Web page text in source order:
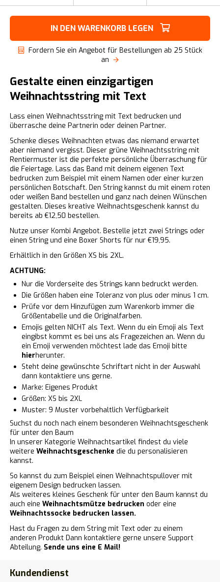
IN DEN WARENKORB LEGEN
Fordern Sie ein Angebot für Bestellungen ab 25 Stück
an
Gestalte einen einzigartigen
Weihnachtsstring mit Text
Lass einen Weihnachtsstring mit Text bedrucken und
überrasche deine Partnerin oder deinen Partner.
Schenke dieses Weihnachten etwas das niemand erwartet
aber niemand vergisst. Dieser grüne Weihnachtsstring mit
Rentiermuster ist die perfekte persönliche Überraschung für
die Feiertage. Lass das Band mit deinem eigenen Text
bedrucken zum Beispiel mit einem Namen oder einer kurzen
persönlichen Botschaft. Den String kannst du mit einem roten
oder weißen Band bestellen und ganz nach deinen Wünschen
gestalten. Dieses kreative Weihnachtsgeschenk kannst du
bereits ab €12,50 bestellen.
Nutze unser Kombi Angebot. Bestelle jetzt zwei Strings oder
einen String und eine Boxer Shorts für nur €19,95.
Erhältlich in den Größen XS bis 2XL.
ACHTUNG:
Nur die Vorderseite des Strings kann bedruckt werden.
Die Größen haben eine Toleranz von plus oder minus 1 cm.
Prüfe vor dem Hinzufügen zum Warenkorb immer die
Größentabelle und die Originalfarben.
Emojis gelten NICHT als Text. Wenn du ein Emoji als Text
eingibst kommt es bei uns als Fragezeichen an. Wenn du
ein Emoji verwenden möchtest lade das Emoji bitte
hierherunter.
Steht deine gewünschte Schriftart nicht in der Auswahl
dann kontaktiere uns gerne.
Marke: Eigenes Produkt
Größen: XS bis 2XL
Muster: 9 Muster vorbehaltlich Verfügbarkeit
Suchst du noch nach einem besonderen Weihnachtsgeschenk
für unter den Baum
In unserer Kategorie Weihnachtsartikel findest du viele
weitere Weihnachtsgeschenke die du personalisieren
kannst.
So kannst du zum Beispiel einen Weihnachtspullover mit
eigenem Design bedrucken lassen.
Als weiteres kleines Geschenk für unter den Baum kannst du
auch eine Weihnachtsmütze bedrucken oder eine
Weihnachtssocke bedrucken lassen.
Hast du Fragen zu dem String mit Text oder zu einem
anderen Produkt Dann kontaktiere gerne unsere Support
Abteilung. Sende uns eine E Mail!
Kundendienst